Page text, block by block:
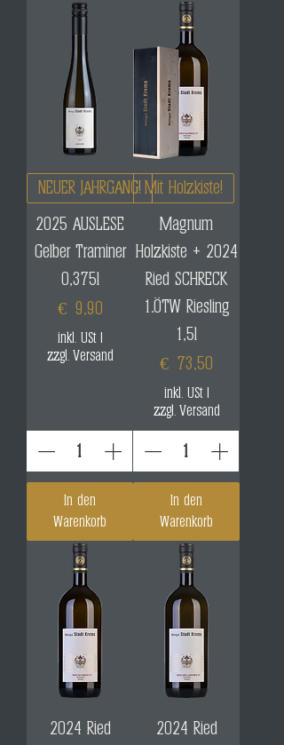
NEUER JAHRGANG!
2025 AUSLESE
Gelber Traminer
0,375l
Preis
€ 9,90
inkl. USt|
zzgl. Versand
In den
Warenkorb
Mit Holzkiste!
Magnum
Holzkiste + 2024
Ried SCHRECK
1.ÖTW Riesling
1,5l
Preis
€ 73,50
inkl. USt|
zzgl. Versand
In den
Warenkorb
2024 Ried
2024 Ried